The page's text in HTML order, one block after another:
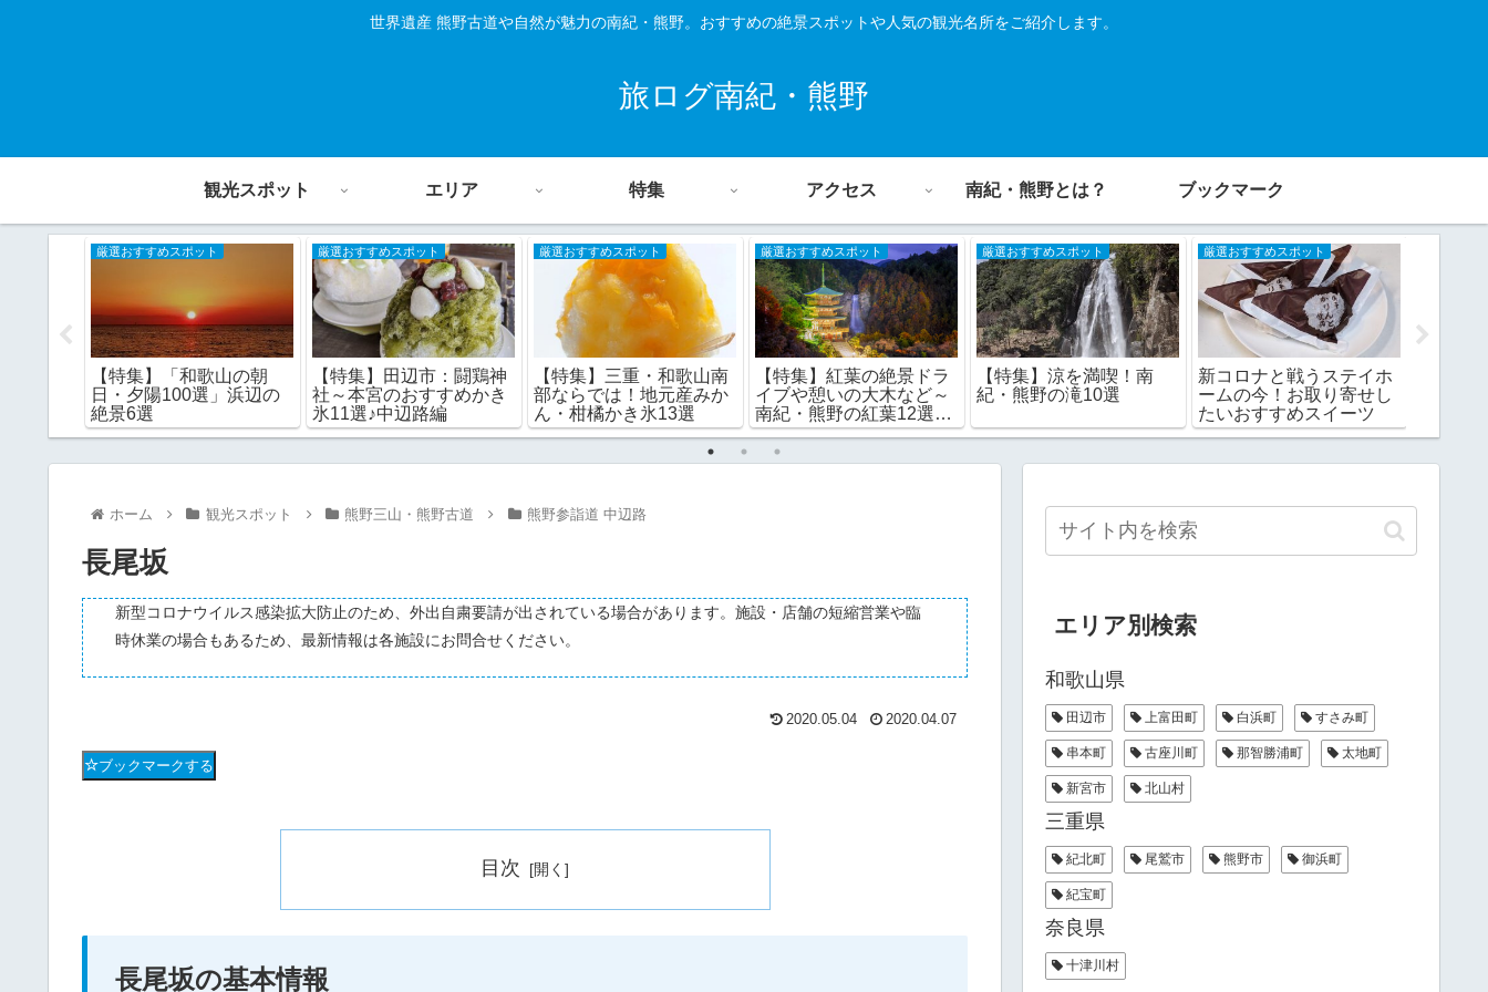
世界遺産 熊野古道や自然が魅力の南紀・熊野。おすすめの絶景スポットや人気の観光名所をご紹介します。
旅ログ南紀・熊野
観光スポット エリア 特集 アクセス 南紀・熊野とは？ ブックマーク
厳選おすすめスポット
【特集】「和歌山の朝
日・夕陽100選」浜辺の
絶景6選
厳選おすすめスポット
【特集】田辺市：闘鶏神
社～本宮のおすすめかき
氷11選♪中辺路編
厳選おすすめスポット
【特集】三重・和歌山南
部ならでは！地元産みか
ん・柑橘かき氷13選
厳選おすすめスポット
【特集】紅葉の絶景ドラ
イブや憩いの大木など～
南紀・熊野の紅葉12選♪
和歌山県編
厳選おすすめスポット
【特集】涼を満喫！南
紀・熊野の滝10選
厳選おすすめスポット
新コロナと戦うステイホ
ームの今！お取り寄せし
たいおすすめスイーツ
ホーム 観光スポット 熊野三山・熊野古道 熊野参詣道 中辺路
長尾坂
新型コロナウイルス感染拡大防止のため、外出自粛要請が出されている場合があります。施設・店舗の短縮営業や臨
時休業の場合もあるため、最新情報は各施設にお問合せください。
2020.05.04 2020.04.07
ブックマークする
目次
長尾坂の基本情報
エリア別検索
和歌山県
田辺市 上富田町 白浜町 すさみ町
串本町 古座川町 那智勝浦町 太地町
新宮市 北山村
三重県
紀北町 尾鷲市 熊野市 御浜町
紀宝町
奈良県
十津川村